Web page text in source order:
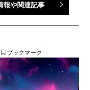
児童・少年・少女向
：@tele_maga
報や関連記事
ブックマーク